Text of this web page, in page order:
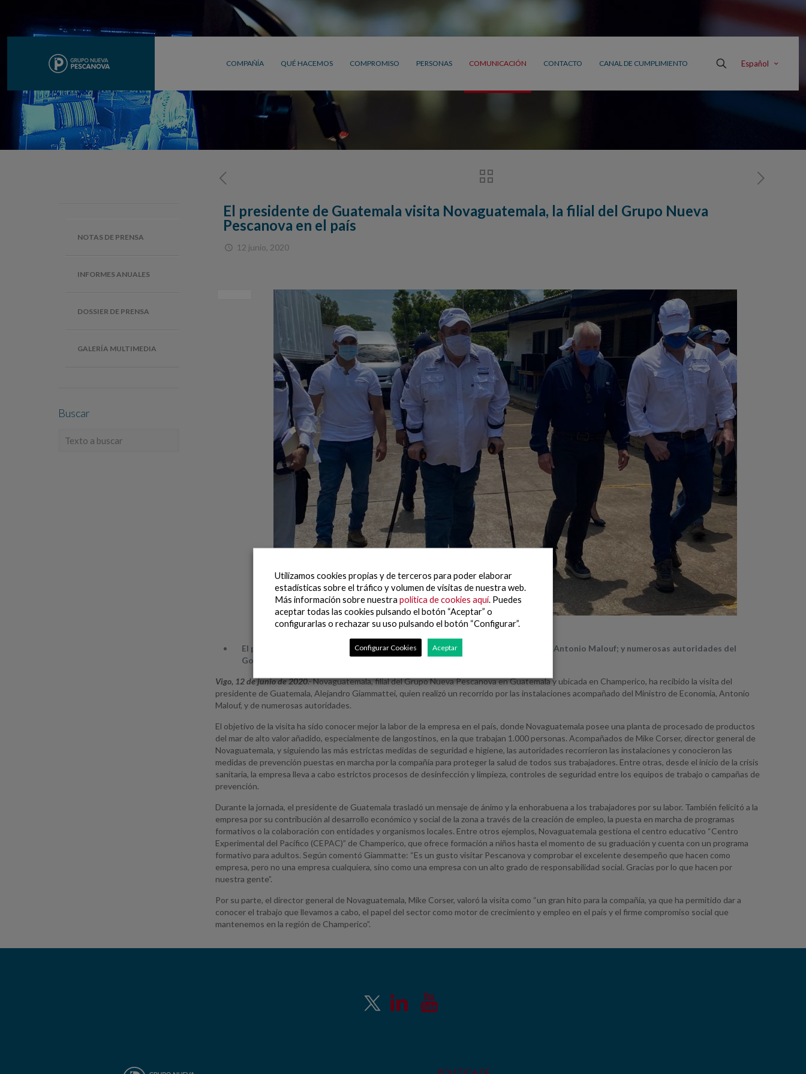
COMPAÑÍA QUÉ HACEMOS COMPROMISO PERSONAS COMUNICACIÓN CONTACTO CANAL DE CUMPLIMIENTO Español
El presidente de Guatemala visita Novaguatemala, la filial del Grupo Nueva
Pescanova en el país
12 junio, 2020
El presidente de la República, Alejandro Giammattei; el Ministro de Economía, Antonio Malouf; y numerosas autoridades del
Gobierno visitaron las instalaciones de Novaguatemala en Champerico.
Vigo, 12 de junio de 2020.-Novaguatemala, filial del Grupo Nueva Pescanova en Guatemala y ubicada en Champerico, ha recibido la visita del
presidente de Guatemala, Alejandro Giammattei, quien realizó un recorrido por las instalaciones acompañado del Ministro de Economía, Antonio
Malouf, y de numerosas autoridades.
El objetivo de la visita ha sido conocer mejor la labor de la empresa en el país, donde Novaguatemala posee una planta de procesado de productos
del mar de alto valor añadido, especialmente de langostinos, en la que trabajan 1.000 personas. Acompañados de Mike Corser, director general de
Novaguatemala, y siguiendo las más estrictas medidas de seguridad e higiene, las autoridades recorrieron las instalaciones y conocieron las
medidas de prevención puestas en marcha por la compañía para proteger la salud de todos sus trabajadores. Entre otras, desde el inicio de la crisis
sanitaria, la empresa lleva a cabo estrictos procesos de desinfección y limpieza, controles de seguridad entre los equipos de trabajo o campañas de
prevención.
Durante la jornada, el presidente de Guatemala trasladó un mensaje de ánimo y la enhorabuena a los trabajadores por su labor. También felicitó a la
empresa por su contribución al desarrollo económico y social de la zona a través de la creación de empleo, la puesta en marcha de programas
formativos o la colaboración con entidades y organismos locales. Entre otros ejemplos, Novaguatemala gestiona el centro educativo “Centro
Experimental del Pacífico (CEPAC)” de Champerico, que ofrece formación a niños hasta el momento de su graduación y cuenta con un programa
formativo para adultos. Según comentó Giammatte: “Es un gusto visitar Pescanova y comprobar el excelente desempeño que hacen como
empresa, pero no una empresa cualquiera, sino como una empresa con un alto grado de responsabilidad social. Gracias por lo que hacen por
nuestra gente”.
Por su parte, el director general de Novaguatemala, Mike Corser, valoró la visita como “un gran hito para la compañía, ya que ha permitido dar a
conocer el trabajo que llevamos a cabo, el papel del sector como motor de crecimiento y empleo en el país y el firme compromiso social que
mantenemos en la región de Champerico”.
NOTAS DE PRENSA
INFORMES ANUALES
DOSSIER DE PRENSA
GALERÍA MULTIMEDIA
Buscar
POLÍTICA DE
Utilizamos cookies propias y de terceros para poder elaborar
estadísticas sobre el tráfico y volumen de visitas de nuestra web.
Más información sobre nuestra política de cookies aquí. Puedes
aceptar todas las cookies pulsando el botón “Aceptar” o
configurarlas o rechazar su uso pulsando el botón “Configurar”.
Configurar Cookies Aceptar